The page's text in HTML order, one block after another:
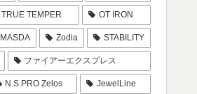
TRUE TEMPER OT IRON
MASDA Zodia STABILITY
ファイアーエクスプレス
N.S.PRO Zelos JewelLine